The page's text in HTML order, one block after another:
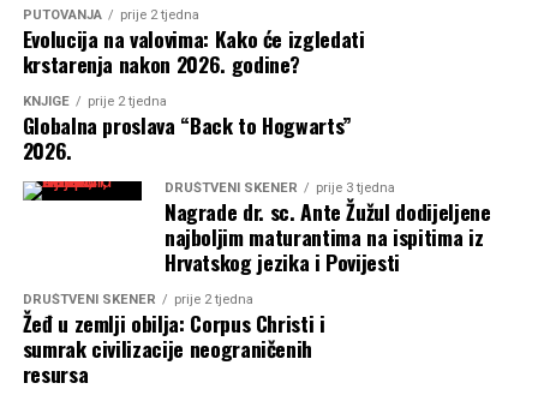
PUTOVANJA prije 2 tjedna
Evolucija na valovima: Kako će izgledati
krstarenja nakon 2026. godine?
KNJIGE prije 2 tjedna
Globalna proslava “Back to Hogwarts”
2026.
DRUŠTVENI SKENER prije 3 tjedna
Nagrade dr. sc. Ante Žužul dodijeljene
najboljim maturantima na ispitima iz
Hrvatskog jezika i Povijesti
DRUŠTVENI SKENER prije 2 tjedna
Žeđ u zemlji obilja: Corpus Christi i
sumrak civilizacije neograničenih
resursa